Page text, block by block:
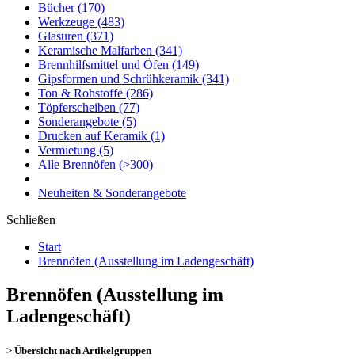
Bücher(170)
Werkzeuge (483)
Glasuren (371)
Keramische Malfarben (341)
Brennhilfsmittel und Öfen (149)
Gipsformen und Schrühkeramik (341)
Ton & Rohstoffe (286)
Töpferscheiben (77)
Sonderangebote (5)
Drucken auf Keramik (1)
Vermietung (5)
Alle Brennöfen (>300)
Neuheiten & Sonderangebote
Schließen
Start
Brennöfen (Ausstellung im Ladengeschäft)
Brennöfen (Ausstellung im
Ladengeschäft)
> Übersicht nach Artikelgruppen